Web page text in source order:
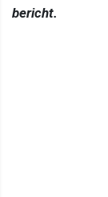
bericht.